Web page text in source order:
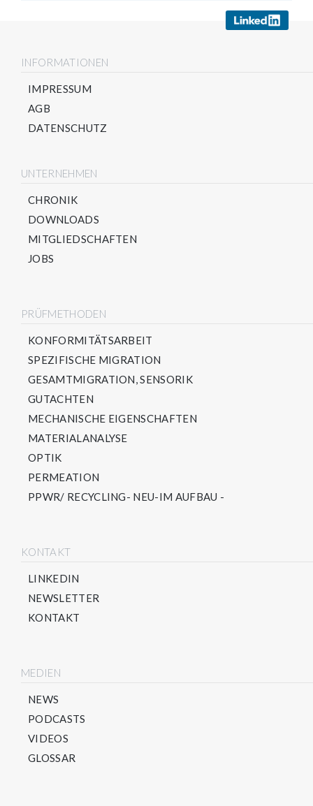
INFORMATIONEN
IMPRESSUM
AGB
DATENSCHUTZ
UNTERNEHMEN
CHRONIK
DOWNLOADS
MITGLIEDSCHAFTEN
JOBS
PRÜFMETHODEN
KONFORMITÄTSARBEIT
SPEZIFISCHE MIGRATION
GESAMTMIGRATION, SENSORIK
GUTACHTEN
MECHANISCHE EIGENSCHAFTEN
MATERIALANALYSE
OPTIK
PERMEATION
PPWR/ RECYCLING- NEU-IM AUFBAU -
KONTAKT
LINKEDIN
NEWSLETTER
KONTAKT
MEDIEN
NEWS
PODCASTS
VIDEOS
GLOSSAR